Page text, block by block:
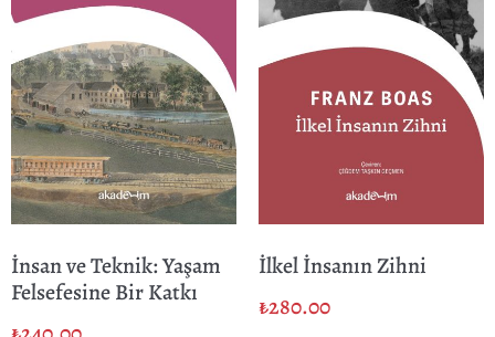
İnsan ve Teknik: Yaşam
Felsefesine Bir Katkı
İlkel İnsanın Zihni
₺280.00